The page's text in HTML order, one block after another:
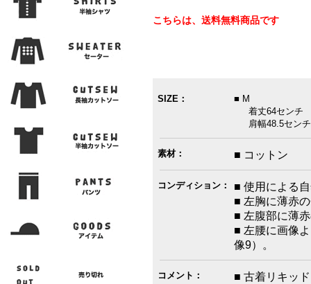
こちらは、送料無料商品です
SIZE：
■ M
着丈64センチ
肩幅48.5セン
素材： ■ コットン
コンディション：
■ 使用による
■ 左胸に薄赤
■ 左腹部に薄
■ 左腰に画像
像9）。
コメント：
■ 古着リキッ